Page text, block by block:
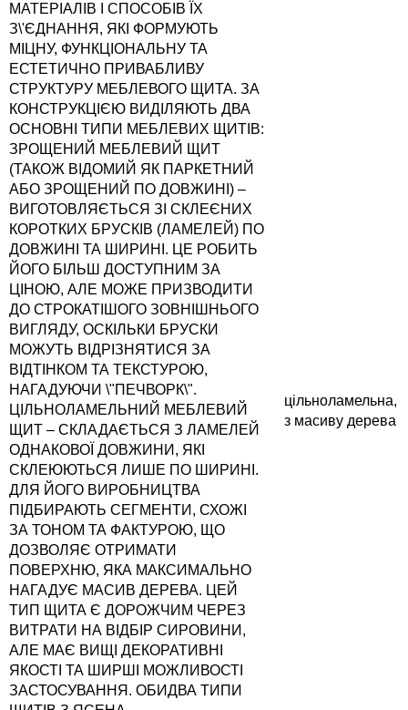
МАТЕРІАЛІВ І СПОСОБІВ ЇХ
З\'ЄДНАННЯ, ЯКІ ФОРМУЮТЬ
МІЦНУ, ФУНКЦІОНАЛЬНУ ТА
ЕСТЕТИЧНО ПРИВАБЛИВУ
СТРУКТУРУ МЕБЛЕВОГО ЩИТА. ЗА
КОНСТРУКЦІЄЮ ВИДІЛЯЮТЬ ДВА
ОСНОВНІ ТИПИ МЕБЛЕВИХ ЩИТІВ:
ЗРОЩЕНИЙ МЕБЛЕВИЙ ЩИТ
(ТАКОЖ ВІДОМИЙ ЯК ПАРКЕТНИЙ
АБО ЗРОЩЕНИЙ ПО ДОВЖИНІ) –
ВИГОТОВЛЯЄТЬСЯ ЗІ СКЛЕЄНИХ
КОРОТКИХ БРУСКІВ (ЛАМЕЛЕЙ) ПО
ДОВЖИНІ ТА ШИРИНІ. ЦЕ РОБИТЬ
ЙОГО БІЛЬШ ДОСТУПНИМ ЗА
ЦІНОЮ, АЛЕ МОЖЕ ПРИЗВОДИТИ
ДО СТРОКАТІШОГО ЗОВНІШНЬОГО
ВИГЛЯДУ, ОСКІЛЬКИ БРУСКИ
МОЖУТЬ ВІДРІЗНЯТИСЯ ЗА
ВІДТІНКОМ ТА ТЕКСТУРОЮ,
НАГАДУЮЧИ \"ПЕЧВОРК\".
ЦІЛЬНОЛАМЕЛЬНИЙ МЕБЛЕВИЙ
ЩИТ – СКЛАДАЄТЬСЯ З ЛАМЕЛЕЙ
ОДНАКОВОЇ ДОВЖИНИ, ЯКІ
СКЛЕЮЮТЬСЯ ЛИШЕ ПО ШИРИНІ.
ДЛЯ ЙОГО ВИРОБНИЦТВА
ПІДБИРАЮТЬ СЕГМЕНТИ, СХОЖІ
ЗА ТОНОМ ТА ФАКТУРОЮ, ЩО
ДОЗВОЛЯЄ ОТРИМАТИ
ПОВЕРХНЮ, ЯКА МАКСИМАЛЬНО
НАГАДУЄ МАСИВ ДЕРЕВА. ЦЕЙ
ТИП ЩИТА Є ДОРОЖЧИМ ЧЕРЕЗ
ВИТРАТИ НА ВІДБІР СИРОВИНИ,
АЛЕ МАЄ ВИЩІ ДЕКОРАТИВНІ
ЯКОСТІ ТА ШИРШІ МОЖЛИВОСТІ
ЗАСТОСУВАННЯ. ОБИДВА ТИПИ
цільноламельна,
з масиву дерева